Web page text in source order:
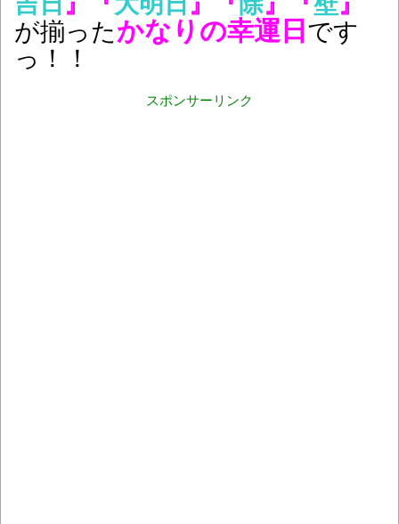
が揃ったかなりの幸運日 です
っ！！
スポンサーリンク